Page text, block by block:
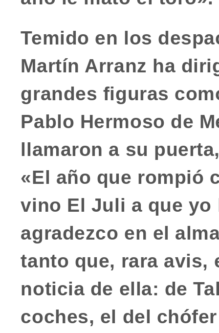
Temido en los
Martín Arranz ha
grandes figuras
Pablo Hermoso de
llamaron a su
«El año que rompió
vino El Juli a que yo
agradezco en el
tanto que, rara avis,
noticia de ella: de
coches, el del